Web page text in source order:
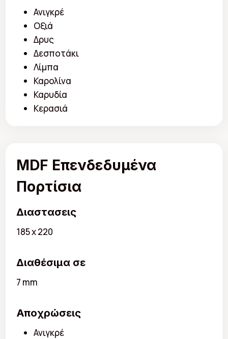
Ανιγκρέ
Οξιά
Δρυς
Δεσποτάκι
Λίμπα
Καρολίνα
Καρυδία
Κερασιά
MDF Επενδεδυμένα
Πορτίσια
Διαστασεις
185 x 220
Διαθέσιμα σε
7 mm
Αποχρώσεις
Ανιγκρέ